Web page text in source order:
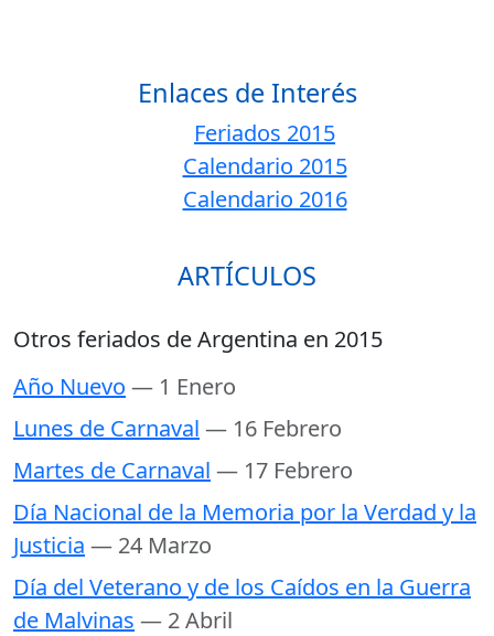
Enlaces de Interés
Feriados 2015
Calendario 2015
Calendario 2016
ARTÍCULOS
Otros feriados de Argentina en 2015
Año Nuevo — 1 Enero
Lunes de Carnaval — 16 Febrero
Martes de Carnaval — 17 Febrero
Día Nacional de la Memoria por la Verdad y la
Justicia — 24 Marzo
Día del Veterano y de los Caídos en la Guerra
de Malvinas — 2 Abril